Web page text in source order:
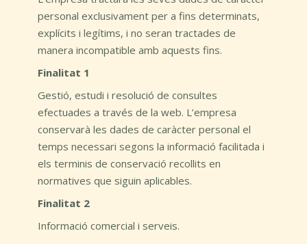
personal exclusivament per a fins determinats,
explícits i legítims, i no seran tractades de
manera incompatible amb aquests fins.
Finalitat 1
Gestió, estudi i resolució de consultes
efectuades a través de la web. L’empresa
conservarà les dades de caràcter personal el
temps necessari segons la informació facilitada i
els terminis de conservació recollits en
normatives que siguin aplicables.
Finalitat 2
Informació comercial i serveis.